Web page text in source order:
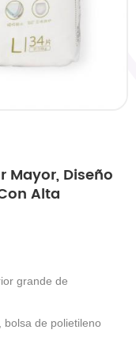
Mayor, Diseño
Alta
grande de
bolsa de polietileno